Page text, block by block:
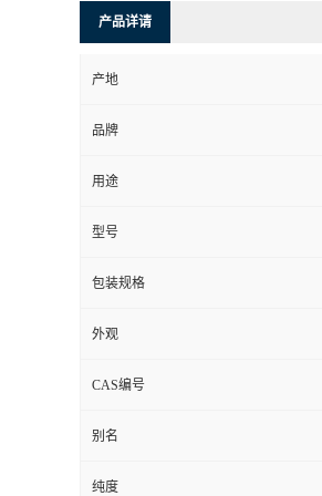
产品详请
产地
品牌
用途
型号
包装规格
外观
CAS编号
别名
纯度